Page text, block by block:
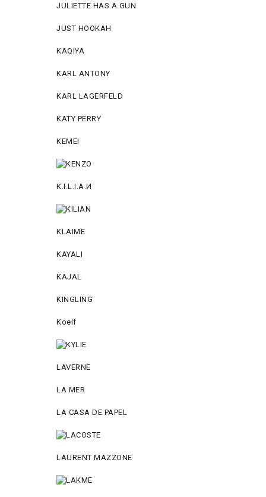
JULIETTE HAS A GUN
JUST HOOKAH
KAQIYA
KARL ANTONY
KARL LAGERFELD
KATY PERRY
KEMEI
К.I.L.I.А.И
KLAIME
KAYALI
KAJAL
KINGLING
Koelf
LAVERNE
LA MER
LA CASA DE PAPEL
LAURENT MAZZONE